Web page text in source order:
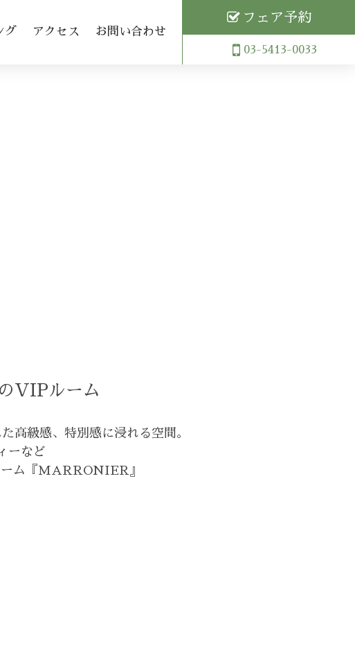
フェア予約
03-5413-0033
グ アクセス お問い合わせ
VIPルーム
高級感、特別感に浸れる空間。
ーなど
ーム『MARRONIER』